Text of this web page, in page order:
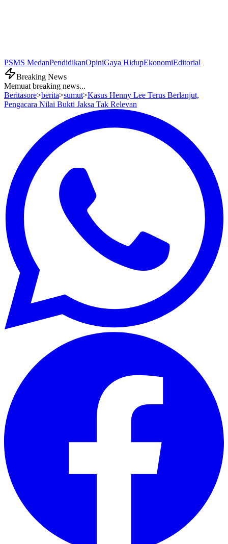
PSMS MedanPendidikanOpiniGaya HidupEkonomiEditorial
Breaking News
Memuat breaking news...
Beritasore>berita>sumut>Kasus Henny Lee Terus Berlanjut,
Pengacara Nilai Bukti Jaksa Tak Relevan